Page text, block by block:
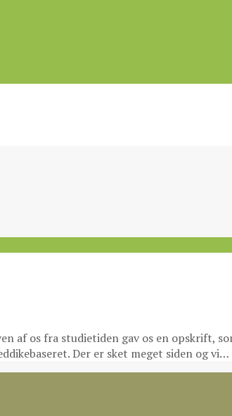
af os fra studietiden gav os en opskrift,
Der er sket meget siden og vi…